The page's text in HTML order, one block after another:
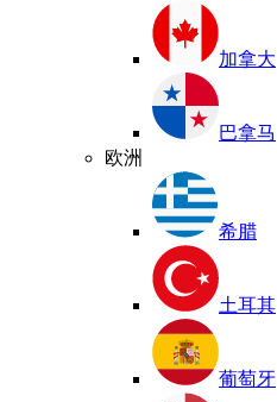
加拿大
巴拿马
欧洲
希腊
土耳其
葡萄牙